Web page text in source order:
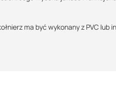
ma być wykonany z PVC